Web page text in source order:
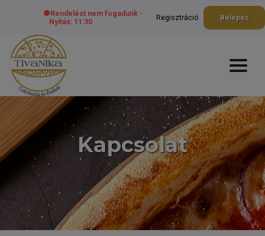
Rendelést nem fogadunk -
Nyitás: 11:30
Regisztráció Belépés
Kapcsolat